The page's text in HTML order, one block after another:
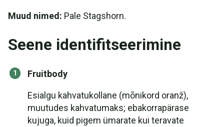
Muud nimed: Pale Stagshorn.
Seene identifitseerimine
Fruitbody
Esialgu kahvatukollane (mõnikord oranž),
muutudes kahvatumaks; ebakorrapärase
kujuga, kuid pigem ümarate kui teravate